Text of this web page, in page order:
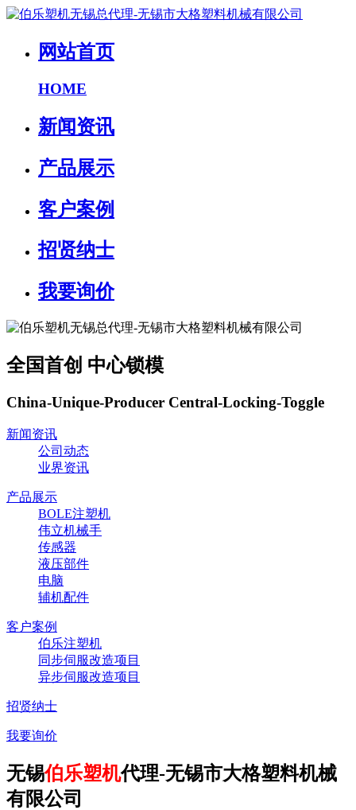
网站首页
HOME
新闻资讯
产品展示
客户案例
招贤纳士
我要询价
全国首创 中心锁模
China-Unique-Producer Central-Locking-Toggle
新闻资讯
公司动态
业界资讯
产品展示
BOLE注塑机
伟立机械手
传感器
液压部件
电脑
辅机配件
客户案例
伯乐注塑机
同步伺服改造项目
异步伺服改造项目
招贤纳士
我要询价
无锡伯乐塑机代理-无锡市大格塑料机械
有限公司